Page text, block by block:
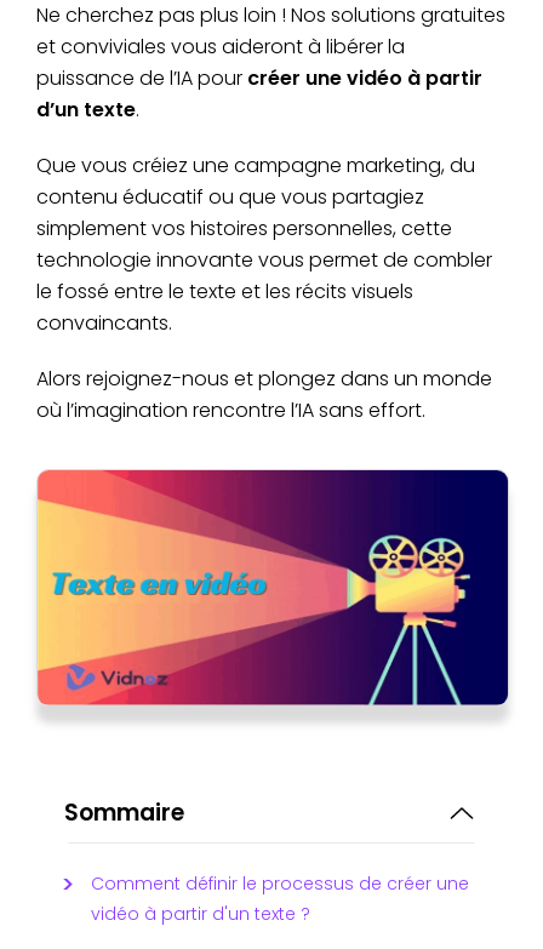
Ne cherchez pas plus loin ! Nos solutions gratuites
et conviviales vous aideront à libérer la
puissance de l’IA pour créer une vidéo à partir
d’un texte.
Que vous créiez une campagne marketing, du
contenu éducatif ou que vous partagiez
simplement vos histoires personnelles, cette
technologie innovante vous permet de combler
le fossé entre le texte et les récits visuels
convaincants.
Alors rejoignez-nous et plongez dans un monde
où l’imagination rencontre l’IA sans effort.
Sommaire
Comment définir le processus de créer une
vidéo à partir d'un texte ?